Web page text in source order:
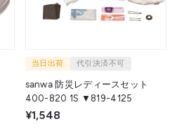
当日出荷 代引決済不可
sanwa 防災レディースセット
400-820 1S ▼819-4125
¥1,548